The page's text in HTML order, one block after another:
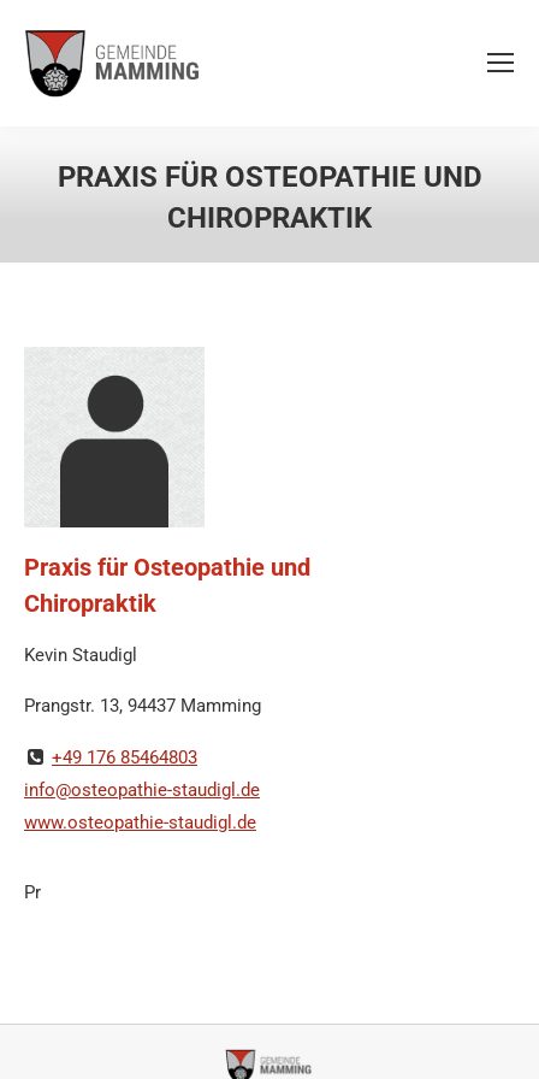
PRAXIS FÜR OSTEOPATHIE UND
CHIROPRAKTIK
Praxis für Osteopathie und
Chiropraktik
Kevin Staudigl
Prangstr. 13, 94437 Mamming
+49 176 85464803
info@osteopathie-staudigl.de
www.osteopathie-staudigl.de
Pr